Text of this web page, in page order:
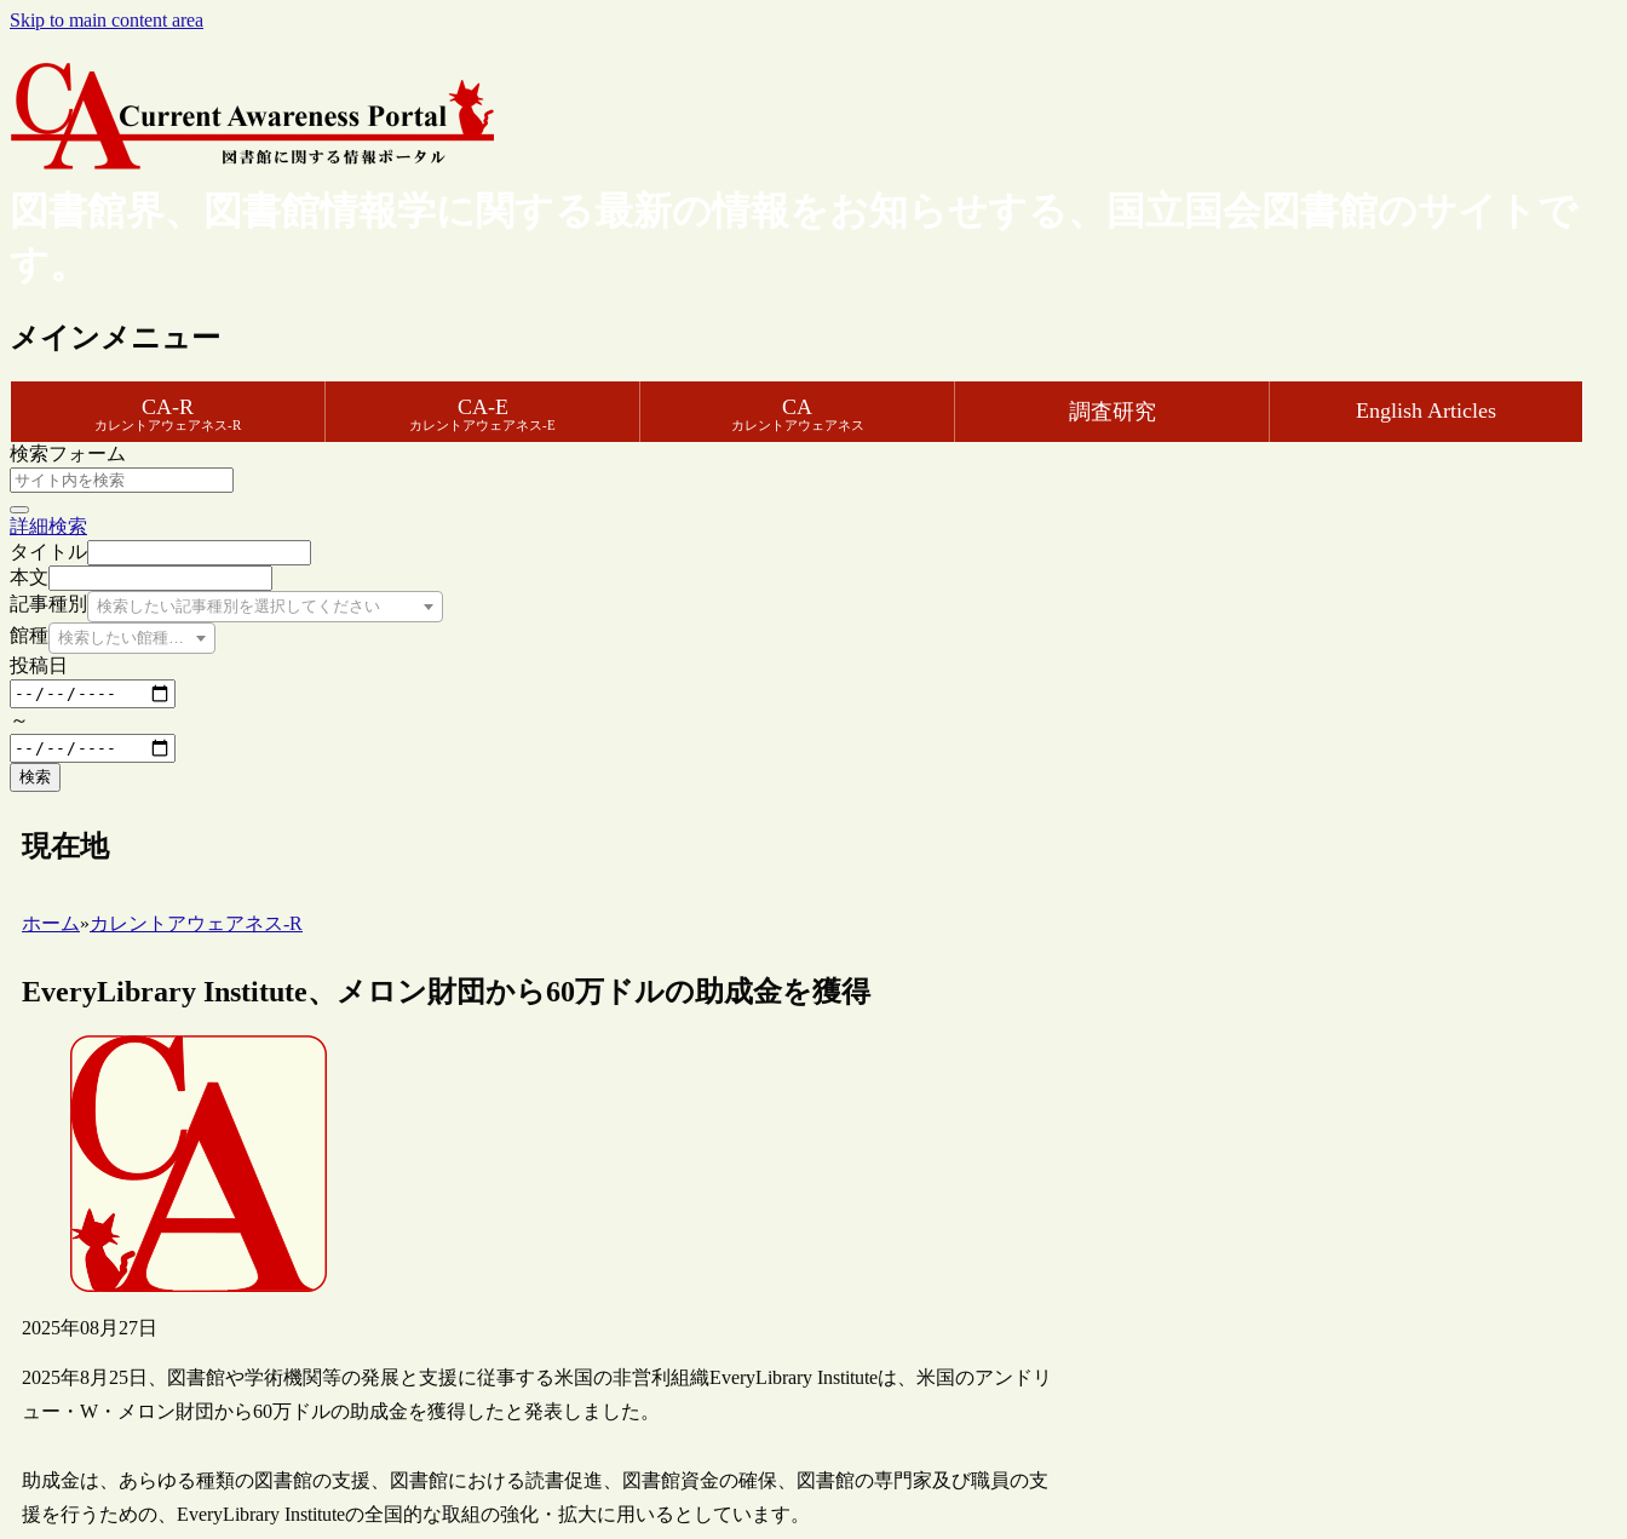
Skip to main content area
図書館界、図書館情報学に関する最新の情報をお知らせする、国立国会図書館のサイトで
す。
メインメニュー
CA-R
カレントアウェアネス-R
CA-E
カレントアウェアネス-E
CA
カレントアウェアネス
調査研究 English Articles
検索フォーム
詳細検索
タイトル
本文
記事種別
検索したい記事種別を選択してください
館種 検索したい館種を選択してください
投稿日
～
検索
現在地
ホーム»カレントアウェアネス-R
EveryLibrary Institute、メロン財団から60万ドルの助成金を獲得
2025年08月27日
2025年8月25日、図書館や学術機関等の発展と支援に従事する米国の非営利組織EveryLibrary Instituteは、米国のアンドリ
ュー・W・メロン財団から60万ドルの助成金を獲得したと発表しました。
助成金は、あらゆる種類の図書館の支援、図書館における読書促進、図書館資金の確保、図書館の専門家及び職員の支
援を行うための、EveryLibrary Instituteの全国的な取組の強化・拡大に用いるとしています。